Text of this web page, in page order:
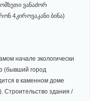
ვანაძორ
4კიროვაკანი ბინა)
начале экологически
(бывший город
в каменном доме
Строительство здания /